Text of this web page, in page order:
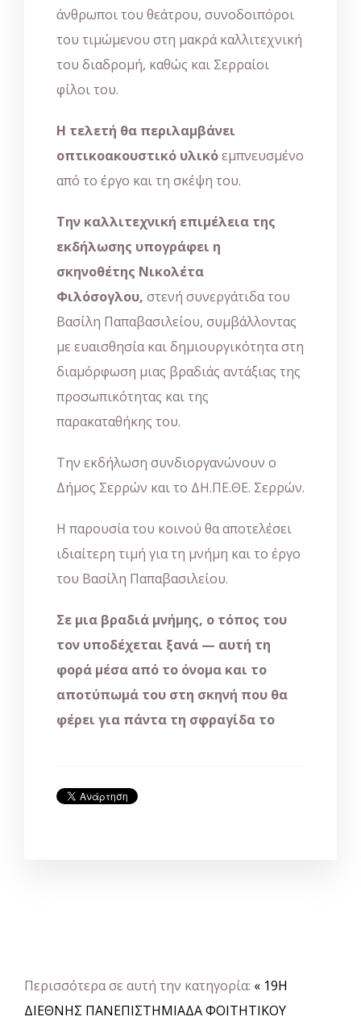
άνθρωποι του θεάτρου, συνοδοιπόροι
του τιμώμενου στη μακρά καλλιτεχνική
του διαδρομή, καθώς και Σερραίοι
φίλοι του.
Η τελετή θα περιλαμβάνει
οπτικοακουστικό υλικόεμπνευσμένο
από το έργο και τη σκέψη του.
Την καλλιτεχνική επιμέλεια της
εκδήλωσης υπογράφει η
σκηνοθέτης Νικολέτα
Φιλόσογλου, στενή συνεργάτιδα του
Βασίλη Παπαβασιλείου, συμβάλλοντας
με ευαισθησία και δημιουργικότητα στη
διαμόρφωση μιας βραδιάς αντάξιας της
προσωπικότητας και της
παρακαταθήκης του.
Την εκδήλωση συνδιοργανώνουν ο
Δήμος Σερρών και το ΔΗ.ΠΕ.ΘΕ. Σερρών.
Η παρουσία του κοινού θα αποτελέσει
ιδιαίτερη τιμή για τη μνήμη και το έργο
του Βασίλη Παπαβασιλείου.
Σε μια βραδιά μνήμης, ο τόπος του
τον υποδέχεται ξανά — αυτή τη
φορά μέσα από το όνομα και το
αποτύπωμά του στη σκηνή που θα
φέρει για πάντα τη σφραγίδα το
Περισσότερα σε αυτή την κατηγορία: « 19Η
ΔΙΕΘΝΗΣ ΠΑΝΕΠΙΣΤΗΜΙΑΔΑ ΦΟΙΤΗΤΙΚΟΥ